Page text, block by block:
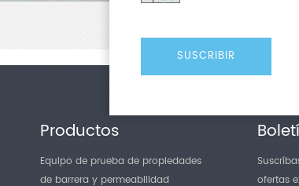
Productos
Equipo de prueba de propiedades
de barrera y permeabilidad
ofertas